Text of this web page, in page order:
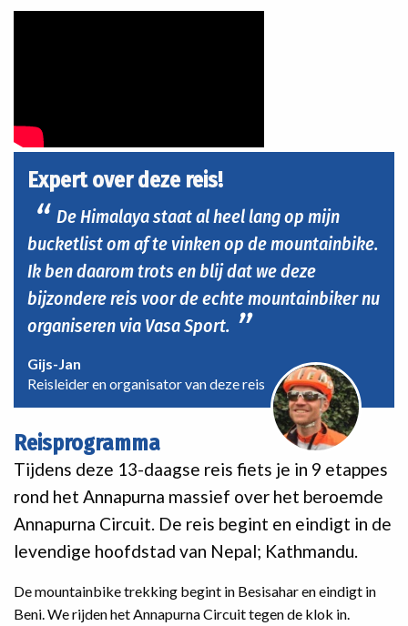
Expert over deze reis!
De Himalaya staat al heel lang op mijn
bucketlist om af te vinken op de mountainbike.
Ik ben daarom trots en blij dat we deze
bijzondere reis voor de echte mountainbiker nu
organiseren via Vasa Sport.
Gijs-Jan
Reisleider en organisator van deze reis
Reisprogramma
Tijdens deze 13-daagse reis fiets je in 9 etappes
rond het Annapurna massief over het beroemde
Annapurna Circuit. De reis begint en eindigt in de
levendige hoofdstad van Nepal; Kathmandu.
De mountainbike trekking begint in Besisahar en eindigt in
Beni. We rijden het Annapurna Circuit tegen de klok in.